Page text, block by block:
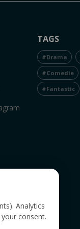
TAGS
#Drama
#Comedie
#Fantastic
Analytics
consent.